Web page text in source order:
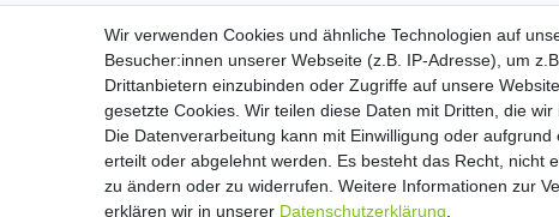
Widerrufs­recht
Wir verwenden Cookies und ähnliche Technologien auf
Besucher:innen unserer Webseite (z.B. IP-Adresse), um
Drittanbietern einzubinden oder Zugriffe auf unsere
gesetzte Cookies. Wir teilen diese Daten mit Dritten, die wir
Die Datenverarbeitung kann mit Einwilligung oder
erteilt oder abgelehnt werden. Es besteht das Recht, nicht
zu ändern oder zu widerrufen. Weitere Informationen zur
erklären wir in unserer Daten­schutz­erklärung
Copyright 2016 | Dekushop.de | Alle